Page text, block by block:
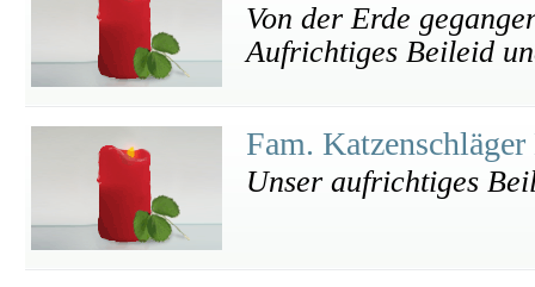
Von der Erde
Aufrichtiges Beileid
Fam.
Unser aufrichtiges